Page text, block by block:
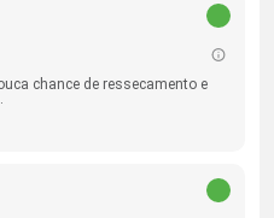
chance de ressecamento e